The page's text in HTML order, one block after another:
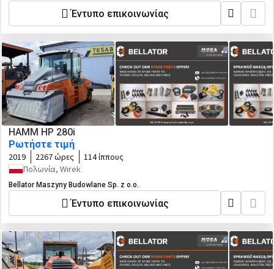
Έντυπο επικοινωνίας
HAMM HP 280i
Ρωτήστε τιμή
2019 2267 ώρες
114 ίππους
Πολωνία, Wirek
Bellator Maszyny Budowlane Sp. z o.o.
Έντυπο επικοινωνίας